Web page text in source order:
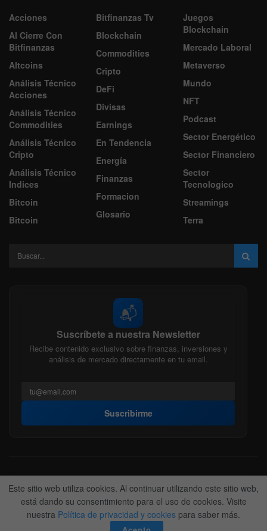
Acciones
Al Cierre Con
Bitfinanzas
Altcoins
Análisis Técnico
Acciones
Análisis Técnico
Commodities
Análisis Técnico
Cripto
Análisis Técnico
Indices
Bitcoin
Bitcoin
Bitfinanzas Tv
Blockchain
Commodities
Cripto
DeFi
Divisas
Earnings
En Tendencia
Energía
Finanzas
Formacion
Glosario
Juegos
Blockchain
Mercado Laboral
Metaverso
Mundo
NFT
Podcast
Sector Energético
Sector Financiero
Sector
Tecnologico
Streamings
Terra
📬
Suscríbete a nuestra Newsletter
Recibe contenido exclusivo sobre finanzas, inversiones y
análisis de mercado directamente en tu email.
Suscribirme
Acerca de nosotros Politica Editorial
Nuestro Equipo
Contactanos
Anunciate
© 2022-2026BitFinanzas- Hecho porTeam DM. 😎
Este sitio web utiliza cookies. Al continuar utilizando este sitio web,
está dando su consentimiento para el uso de cookies. Visite
nuestra Política de privacidad y cookies para saber más.